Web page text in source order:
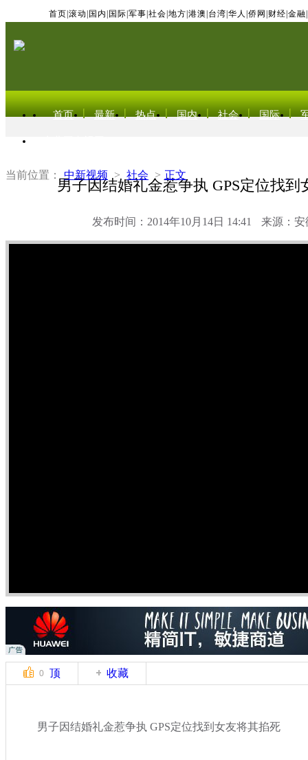
首页 滚动 国内 国际 军事 社会 地方 港澳 台湾 华人 侨网 财经 金融
首页 最新 热点 国内 社会 国际
当前位置： 中新视频 > 社会 > 正文
男子因结婚礼金惹争执 GPS定位找到
发布时间：2014年10月14日 14:41 来源：安
0 顶 收藏
男子因结婚礼金惹争执 GPS定位找到女友将其掐死